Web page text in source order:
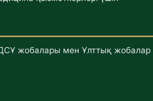
жобалары мен Ұлттық жобалар